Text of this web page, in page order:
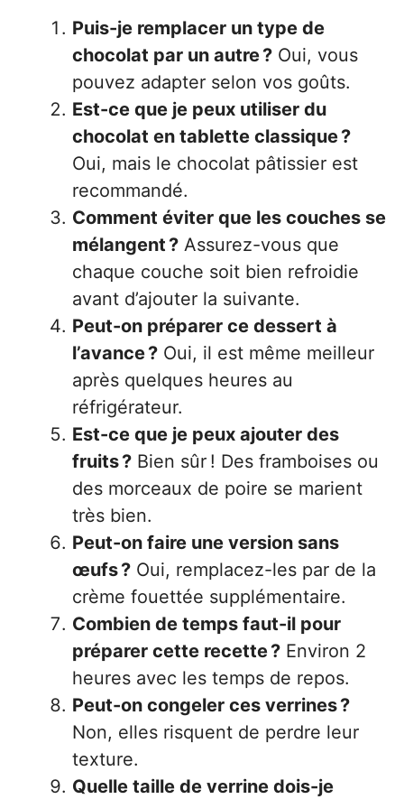
Puis-je remplacer un type de
chocolat par un autre ? Oui, vous
pouvez adapter selon vos goûts.
Est-ce que je peux utiliser du
chocolat en tablette classique ?
Oui, mais le chocolat pâtissier est
recommandé.
Comment éviter que les couches se
mélangent ? Assurez-vous que
chaque couche soit bien refroidie
avant d’ajouter la suivante.
Peut-on préparer ce dessert à
l’avance ? Oui, il est même meilleur
après quelques heures au
réfrigérateur.
Est-ce que je peux ajouter des
fruits ? Bien sûr ! Des framboises ou
des morceaux de poire se marient
très bien.
Peut-on faire une version sans
œufs ? Oui, remplacez-les par de la
crème fouettée supplémentaire.
Combien de temps faut-il pour
préparer cette recette ? Environ 2
heures avec les temps de repos.
Peut-on congeler ces verrines ?
Non, elles risquent de perdre leur
texture.
Quelle taille de verrine dois-je